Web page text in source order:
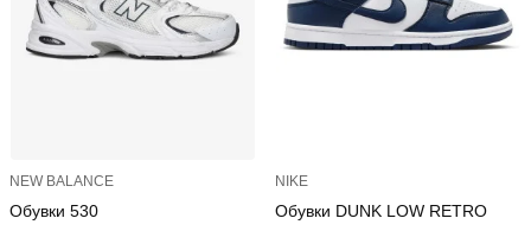
NEW BALANCE
Обувки 530
NIKE
Обувки DUNK LOW RETRO